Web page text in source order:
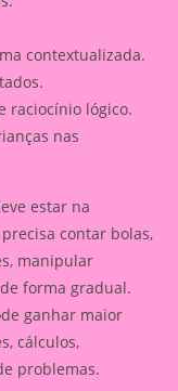
contextualizada.
raciocínio lógico.
nas
estar na
contar bolas,
manipular
forma gradual.
ganhar maior
cálculos,
problemas.